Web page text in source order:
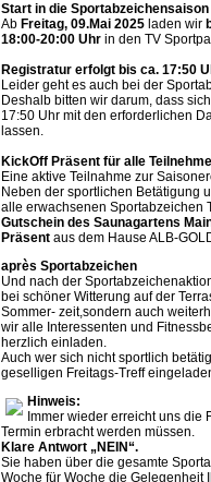
Start in die Sportabzeichensaison
Ab Freitag, 09.Mai 2025 laden wir
18:00-20:00 Uhr in den TV
Registratur erfolgt bis ca. 17:50
Leider geht es auch bei der
Deshalb bitten wir darum, dass
17:50 Uhr mit den erforderlichen
lassen.
KickOff Präsent für alle
Eine aktive Teilnahme zur
Neben der sportlichen Betätigung
alle erwachsenen Sportabzeichen
Gutschein des Saunagartens
Präsent aus dem Hause ALB-
après Sportabzeichen
Und nach der
bei schöner Witterung auf der
Sommer- zeit,sondern auch
wir alle Interessenten und
herzlich einladen.
Auch wer sich nicht sportlich
geselligen Freitags-Treff
Hinweis:
Immer wieder erreicht uns
Termin erbracht werden müssen.
Klare Antwort „NEIN“.
Sie haben über die gesamte
Woche für Woche die